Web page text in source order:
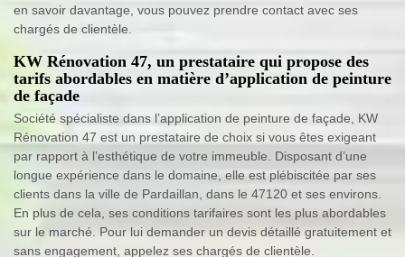
en savoir davantage, vous pouvez prendre contact avec ses
chargés de clientèle.
KW Rénovation 47, un prestataire qui propose des
tarifs abordables en matière d’application de peinture
de façade
Société spécialiste dans l’application de peinture de façade, KW
Rénovation 47 est un prestataire de choix si vous êtes exigeant
par rapport à l’esthétique de votre immeuble. Disposant d’une
longue expérience dans le domaine, elle est plébiscitée par ses
clients dans la ville de Pardaillan, dans le 47120 et ses environs.
En plus de cela, ses conditions tarifaires sont les plus abordables
sur le marché. Pour lui demander un devis détaillé gratuitement et
sans engagement, appelez ses chargés de clientèle.